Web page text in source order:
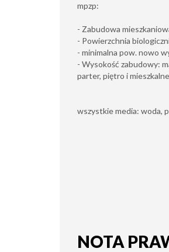
mpzp:
- Zabudowa
- Powierzchnia
- minimalna pow. nowo
- Wysokość zabudowy:
parter, piętro i
wszystkie media: woda,
NOTA